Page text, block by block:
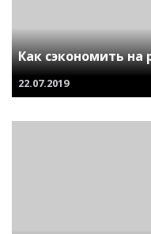
Как сэкономить
22.07.2019